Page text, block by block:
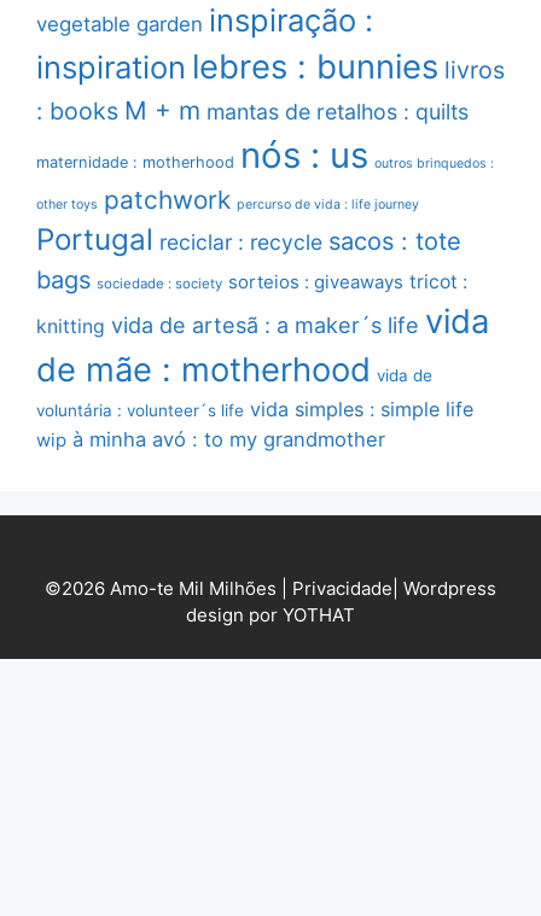
vegetable garden inspiração :
inspiration lebres : bunnies livros
: books M + m mantas de retalhos : quilts
maternidade : motherhood nós : us outros brinquedos :
other toys patchwork percurso de vida : life journey
Portugal reciclar : recycle sacos : tote
bags sociedade : society sorteios : giveaways tricot :
knitting vida de artesã : a maker´s life vida
de mãe : motherhood vida de
voluntária : volunteer´s life vida simples : simple life
wip à minha avó : to my grandmother
©2026 Amo-te Mil Milhões | Privacidade Wordpress
design por YOTHAT